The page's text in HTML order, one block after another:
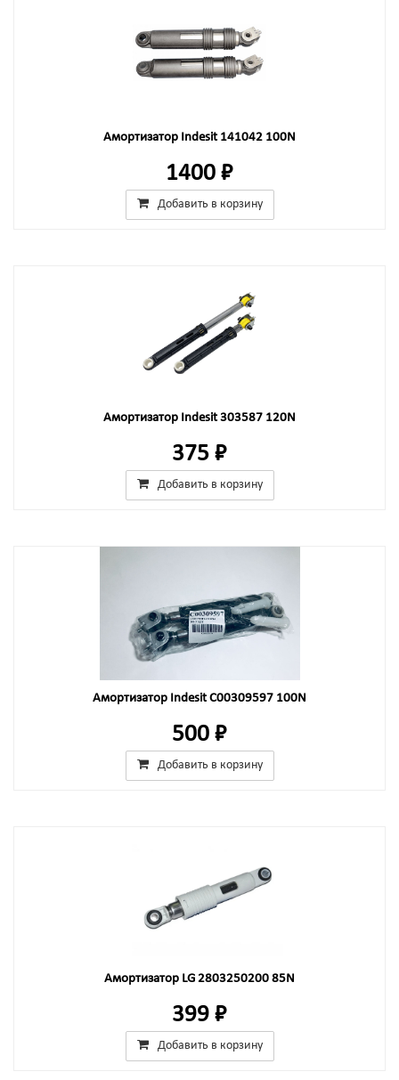
Амортизатор Indesit 141042 100N
1400 ₽
Добавить в корзину
Амортизатор Indesit 303587 120N
375 ₽
Добавить в корзину
Амортизатор Indesit C00309597 100N
500 ₽
Добавить в корзину
Амортизатор LG 2803250200 85N
399 ₽
Добавить в корзину